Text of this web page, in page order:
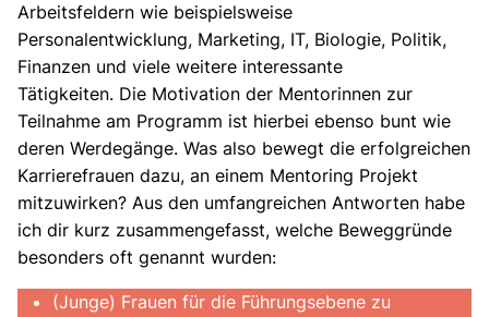
Arbeitsfeldern wie beispielsweise
Personalentwicklung, Marketing, IT, Biologie, Politik,
Finanzen und viele weitere interessante
Tätigkeiten. Die Motivation der Mentorinnen zur
Teilnahme am Programm ist hierbei ebenso bunt wie
deren Werdegänge. Was also bewegt die erfolgreichen
Karrierefrauen dazu, an einem Mentoring Projekt
mitzuwirken? Aus den umfangreichen Antworten habe
ich dir kurz zusammengefasst, welche Beweggründe
besonders oft genannt wurden:
(Junge) Frauen für die Führungsebene zu